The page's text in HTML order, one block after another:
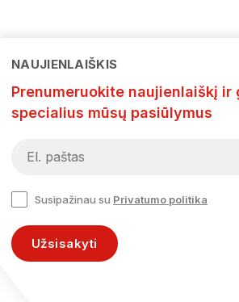
NAUJIENLAIŠKIS
Prenumeruokite naujienlaiškį ir
specialius mūsų pasiūlymus
Susipažinau su Privatumo politika
Užsisakyti